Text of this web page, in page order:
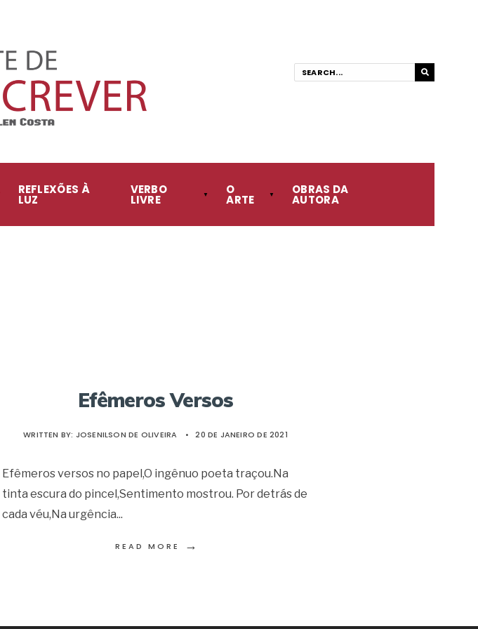
REFLEXÕES À
LUZ
VERBO
LIVRE
O
ARTE
OBRAS DA
AUTORA
Efêmeros Versos
WRITTEN BY: JOSENILSON DE OLIVEIRA • 20 DE JANEIRO DE 2021
Efêmeros versos no papel,O ingênuo poeta traçou.Na
tinta escura do pincel,Sentimento mostrou. Por detrás de
cada véu,Na urgência...
READ MORE →